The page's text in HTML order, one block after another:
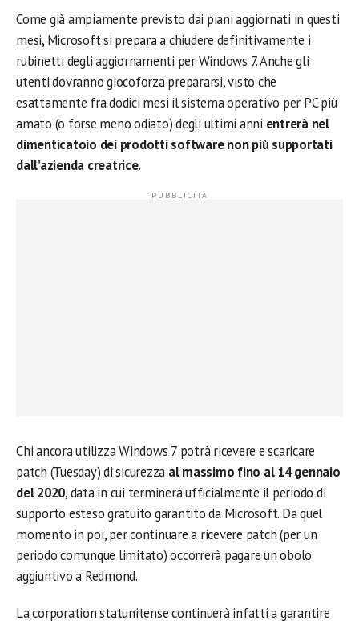
Come già ampiamente previsto dai piani aggiornati in questi
mesi, Microsoft si prepara a chiudere definitivamente i
rubinetti degli aggiornamenti per Windows 7. Anche gli
utenti dovranno giocoforza prepararsi, visto che
esattamente fra dodici mesi il sistema operativo per PC più
amato (o forse meno odiato) degli ultimi anni entrerà nel
dimenticatoio dei prodotti software non più supportati
dall’azienda creatrice.
Chi ancora utilizza Windows 7 potrà ricevere e scaricare
patch (Tuesday) di sicurezza al massimo fino al 14 gennaio
del 2020, data in cui terminerà ufficialmente il periodo di
supporto esteso gratuito garantito da Microsoft. Da quel
momento in poi, per continuare a ricevere patch (per un
periodo comunque limitato) occorrerà pagare un obolo
aggiuntivo a Redmond.
La corporation statunitense continuerà infatti a garantire